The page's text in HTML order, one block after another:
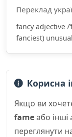
Переклад
fancy adjective
fanciest)
Корисна
Якщо ви
fameабо інші
переглянути